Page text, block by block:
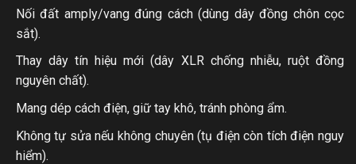
Nối đất amply/vang đúng cách (dùng dây đồng chôn cọc
sắt).
Thay dây tín hiệu mới (dây XLR chống nhiễu, ruột đồng
nguyên chất).
Mang dép cách điện, giữ tay khô, tránh phòng ẩm.
Không tự sửa nếu không chuyên (tụ điện còn tích điện nguy
hiểm).